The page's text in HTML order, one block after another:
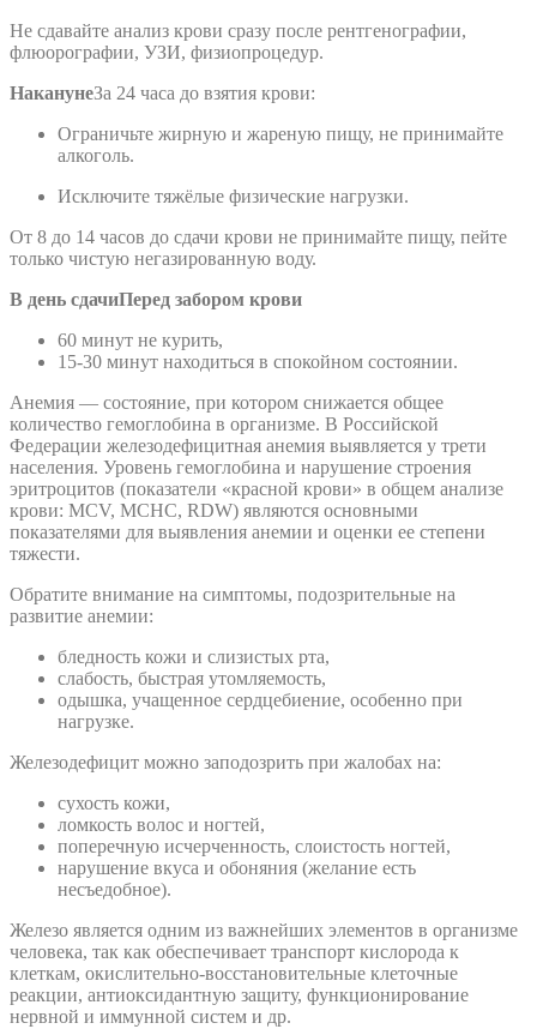
Не сдавайте анализ крови сразу после рентгенографии,
флюорографии, УЗИ, физиопроцедур.
НаканунеЗа 24 часа до взятия крови:
Ограничьте жирную и жареную пищу, не принимайте
алкоголь.
Исключите тяжёлые физические нагрузки.
От 8 до 14 часов до сдачи крови не принимайте пищу, пейте
только чистую негазированную воду.
В день сдачиПеред забором крови
60 минут не курить,
15-30 минут находиться в спокойном состоянии.
Анемия — состояние, при котором снижается общее
количество гемоглобина в организме. В Российской
Федерации железодефицитная анемия выявляется у трети
населения. Уровень гемоглобина и нарушение строения
эритроцитов (показатели «красной крови» в общем анализе
крови: MCV, MCHC, RDW) являются основными
показателями для выявления анемии и оценки ее степени
тяжести.
Обратите внимание на симптомы, подозрительные на
развитие анемии:
бледность кожи и слизистых рта,
слабость, быстрая утомляемость,
одышка, учащенное сердцебиение, особенно при
нагрузке.
Железодефицит можно заподозрить при жалобах на:
сухость кожи,
ломкость волос и ногтей,
поперечную исчерченность, слоистость ногтей,
нарушение вкуса и обоняния (желание есть
несъедобное).
Железо является одним из важнейших элементов в организме
человека, так как обеспечивает транспорт кислорода к
клеткам, окислительно-восстановительные клеточные
реакции, антиоксидантную защиту, функционирование
нервной и иммунной систем и др.